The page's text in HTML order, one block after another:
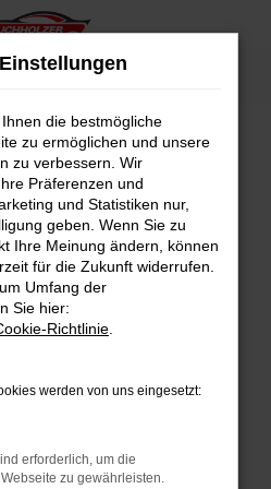
Fahrzeugsuche
Error
aufgetreten.
die dir helfen können:
und deine
zum Beispiel deine
Seiten
die Seite in einem
die bestmögliche
zu ermöglichen und unsere
zu verbessern. Wir
Präferenzen und
und Statistiken nur,
geben. Wenn Sie zu
Ihre Meinung ändern, können
für die Zukunft widerrufen.
Umfang der
Sie hier:
Richtlinie
werden von uns eingesetzt:
erforderlich, um die
zu gewährleisten.